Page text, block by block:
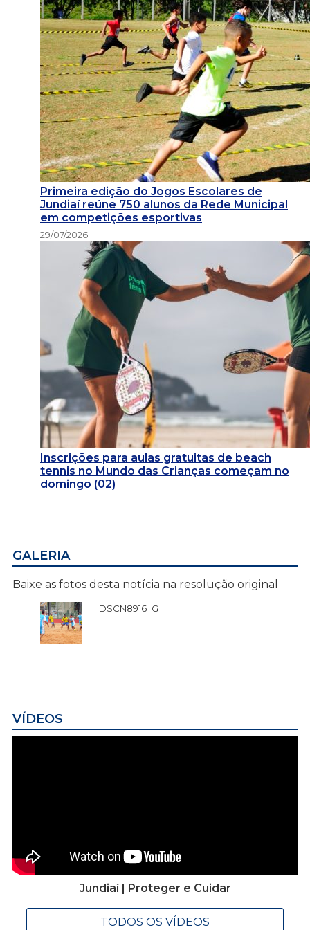
Primeira edição do Jogos Escolares de
Jundiaí reúne 750 alunos da Rede Municipal
em competições esportivas
29/07/2026
Inscrições para aulas gratuitas de beach
tennis no Mundo das Crianças começam no
domingo (02)
GALERIA
Baixe as fotos desta notícia na resolução original
DSCN8916_G
VÍDEOS
Jundiaí | Proteger e Cuidar
TODOS OS VÍDEOS